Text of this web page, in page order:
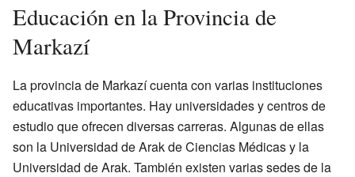
Educación en la Provincia de
Markazí
La provincia de Markazí cuenta con varias instituciones
educativas importantes. Hay universidades y centros de
estudio que ofrecen diversas carreras. Algunas de ellas
son la Universidad de Arak de Ciencias Médicas y la
Universidad de Arak. También existen varias sedes de la